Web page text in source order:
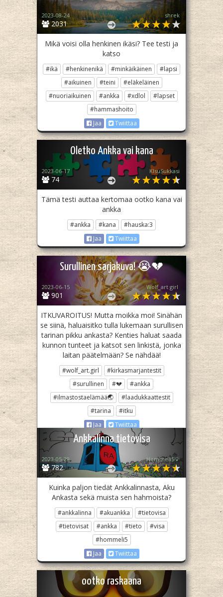
2031
2023-08-24 shrek
Mikä voisi olla henkinen ikäsi? Tee testi ja
katso
#ikä #henkinenikä #minkäikäinen
#lapsi
#aikuinen
#teini
#eläkeläinen
#nuoriaikuinen
#ankka #xdlol
#lapset
#hammashoito
Jaa
Twiittaa
Oletko Ankka vai kana
74
2023-06-17 KIsuSukkasi
Tämä testi auttaa kertomaa ootko kana vai
ankka
#ankka #kana
#hauska:3
Jaa
Twiittaa
Surullinen sarjakuva! 😭💔
901
2023-06-15 Wolf_art girl ‎
ITKUVAROITUS! Mutta moikka moi! Sinähän
se siinä, haluaisitko tulla lukemaan surullisen
tarinan pikku ankasta? Kenties haluat saada
kunnon tunteet ja katsot sen linkistä, jonka
laitan päätelmään? Se nähdää!
#wolf_art.girl
#kirkasmarjantestit
#surullinen
#💔
#ankka
#ilmastostaelämää🌏
#laadukkaattestit
#tarina
#itku
Jaa
Twiittaa
Ankkalinna tietovisa
782
2023-05-29 Hommeli5💡
Kuinka paljon tiedät Ankkalinnasta, Aku
Ankasta sekä muista sen hahmoista?
#ankkalinna #akuankka
#tietovisa
#tietovisat
#ankka #tieto
#visa
#hommeli5
Jaa
Twiittaa
ootko raskaana